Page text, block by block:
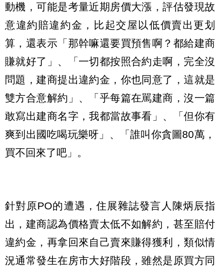
動機，可能是考量近期房價大漲，評估發現故
意違約賠違約金，比起交屋以低價賣出更划
算，還表示「那幹嘛還要買預售啊？都給建商
賺就好了」、「一切都按照合約走啊，完全沒
問題，建商提出違約金，你也同意了，這就是
雙方合意解約」、「乎每篇在駡建商，沒一篇
敢寫出建商名字，我都當故事看」、「但你有
爽到出國吃喝玩樂呀」、「誰叫你貪圖80萬，
買不回來了吧」。
針對原PO的遭遇，住展雜誌發言人陳炳辰指
出，建商認為價格賣太低不如解約，甚至賠付
違約金，再拿回來自己賣來賺得獲利，類似情
況通常發生在房市大好階段，雖然是原買方同